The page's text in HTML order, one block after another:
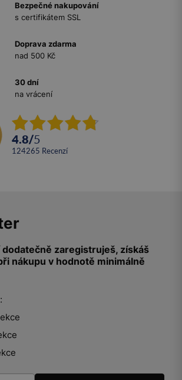
Bezpečné nakupování
s certifikátem SSL
Doprava zdarma
nad 500 Kč
30 dní
na vrácení
4.8/5
124265 recenzí
dodatečně zaregistruješ, získáš
nákupu v hodnotě minimálně